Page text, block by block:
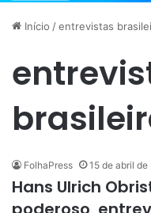
Início /entrevistas
FolhaPress 15 de abril de
Hans Ulrich